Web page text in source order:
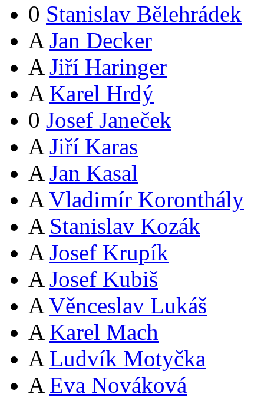
0 Stanislav Bělehrádek
A Jan Decker
A Jiří Haringer
A Karel Hrdý
0 Josef Janeček
A Jiří Karas
A Jan Kasal
A Vladimír Koronthály
A Stanislav Kozák
A Josef Krupík
A Josef Kubiš
A Věnceslav Lukáš
A Karel Mach
A Ludvík Motyčka
A Eva Nováková